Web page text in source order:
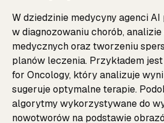
W dziedzinie medycyny agenci
w diagnozowaniu chorób,
medycznych oraz tworzeniu
planów leczenia. Przykładem
for Oncology, który analizuje
sugeruje optymalne terapie.
algorytmy wykorzystywane do
nowotworów na podstawie